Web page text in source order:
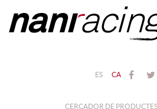
ES CA
CERCADOR DE PRODUCTES